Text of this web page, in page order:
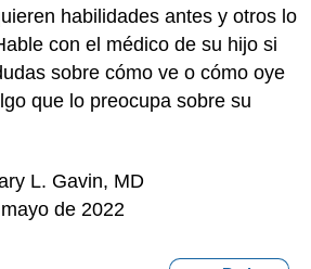
habilidades antes y otros lo
con el médico de su hijo si
sobre cómo ve o cómo oye
que lo preocupa sobre su
L. Gavin, MD
de 2022